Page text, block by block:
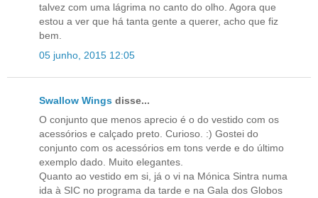
talvez com uma lágrima no canto do olho. Agora que
estou a ver que há tanta gente a querer, acho que fiz
bem.
05 junho, 2015 12:05
Swallow Wings disse...
O conjunto que menos aprecio é o do vestido com os
acessórios e calçado preto. Curioso. :) Gostei do
conjunto com os acessórios em tons verde e do último
exemplo dado. Muito elegantes.
Quanto ao vestido em si, já o vi na Mónica Sintra numa
ida à SIC no programa da tarde e na Gala dos Globos